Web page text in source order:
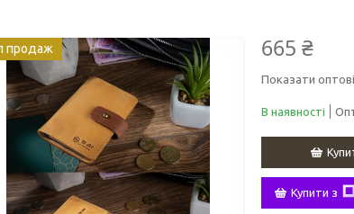
продаж 665 ₴
Показати оптові
В наявності
Купити з